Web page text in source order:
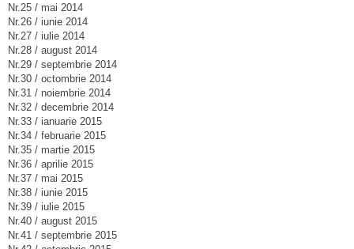
Nr.25 / mai 2014
Nr.26 / iunie 2014
Nr.27 / iulie 2014
Nr.28 / august 2014
Nr.29 / septembrie 2014
Nr.30 / octombrie 2014
Nr.31 / noiembrie 2014
Nr.32 / decembrie 2014
Nr.33 / ianuarie 2015
Nr.34 / februarie 2015
Nr.35 / martie 2015
Nr.36 / aprilie 2015
Nr.37 / mai 2015
Nr.38 / iunie 2015
Nr.39 / iulie 2015
Nr.40 / august 2015
Nr.41 / septembrie 2015